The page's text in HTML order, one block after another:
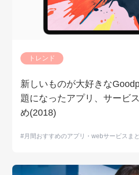
トレンド
新しいものが大好きな
題になったアプリ、サービ
め(2018)
月間おすすめのアプリ・webサービスま